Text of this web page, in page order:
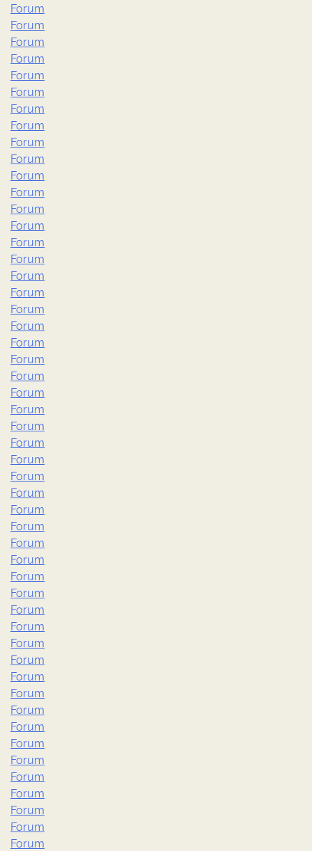
Forum
Forum
Forum
Forum
Forum
Forum
Forum
Forum
Forum
Forum
Forum
Forum
Forum
Forum
Forum
Forum
Forum
Forum
Forum
Forum
Forum
Forum
Forum
Forum
Forum
Forum
Forum
Forum
Forum
Forum
Forum
Forum
Forum
Forum
Forum
Forum
Forum
Forum
Forum
Forum
Forum
Forum
Forum
Forum
Forum
Forum
Forum
Forum
Forum
Forum
Forum